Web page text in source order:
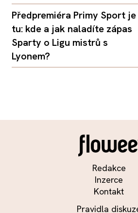
Předpremiéra Primy Sport je
tu: kde a jak naladíte zápas
Sparty o Ligu mistrů s
Lyonem?
Redakce
Inzerce
Kontakt
Pravidla